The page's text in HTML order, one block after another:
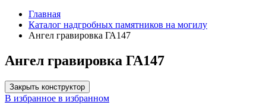
Главная
Каталог надгробных памятников на могилу
Ангел гравировка ГА147
Ангел гравировка ГА147
Закрыть конструктор
В избранное в избранном